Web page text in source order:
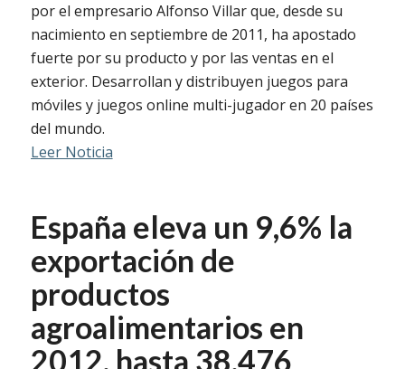
por el empresario Alfonso Villar que, desde su
nacimiento en septiembre de 2011, ha apostado
fuerte por su producto y por las ventas en el
exterior. Desarrollan y distribuyen juegos para
móviles y juegos online multi-jugador en 20 países
del mundo.
Leer Noticia
España eleva un 9,6% la
exportación de
productos
agroalimentarios en
2012, hasta 38.476